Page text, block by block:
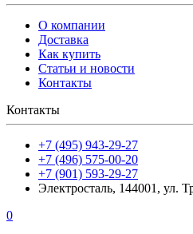
О компании
Доставка
Как купить
Статьи и новости
Контакты
Контакты
+7 (495) 943-29-27
+7 (496) 575-00-20
+7 (901) 593-29-27
Электросталь, 144001, ул.
0